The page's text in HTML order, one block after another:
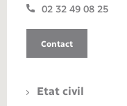
02 32 49 08 25
Contact
Etat civil